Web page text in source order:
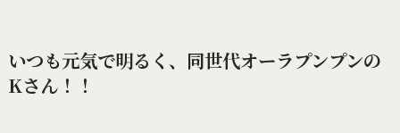
いつも元気で明るく、同世代オーラプンプンの
Kさん！！